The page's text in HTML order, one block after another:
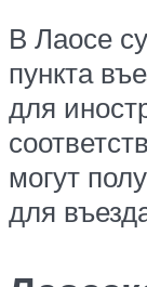
В Лаосе
пункта
для
могут
для